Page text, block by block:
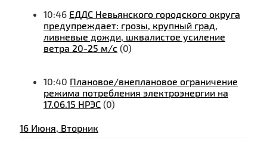
10:46 ЕДДС Невьянского городского округа
предупреждает: грозы, крупный град,
ливневые дожди, шквалистое усиление
ветра 20-25 м/с (0)
10:40 Плановое/внеплановое ограничение
режима потребления электроэнергии на
17.06.15 НРЭС (0)
16 Июня, Вторник